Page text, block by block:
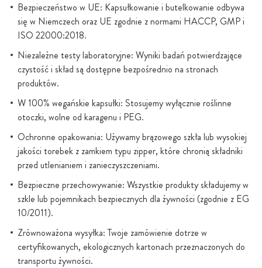
Bezpieczeństwo w UE: Kapsułkowanie i butelkowanie odbywa
się w Niemczech oraz UE zgodnie z normami HACCP, GMP i
ISO 22000:2018.
Niezależne testy laboratoryjne: Wyniki badań potwierdzające
czystość i skład są dostępne bezpośrednio na stronach
produktów.
W 100% wegańskie kapsułki: Stosujemy wyłącznie roślinne
otoczki, wolne od karagenu i PEG.
Ochronne opakowania: Używamy brązowego szkła lub wysokiej
jakości torebek z zamkiem typu zipper, które chronią składniki
przed utlenianiem i zanieczyszczeniami.
Bezpieczne przechowywanie: Wszystkie produkty składujemy w
szkle lub pojemnikach bezpiecznych dla żywności (zgodnie z EG
10/2011).
Zrównoważona wysyłka: Twoje zamówienie dotrze w
certyfikowanych, ekologicznych kartonach przeznaczonych do
transportu żywności.